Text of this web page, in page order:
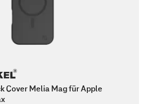
Cover Melia Mag für Apple